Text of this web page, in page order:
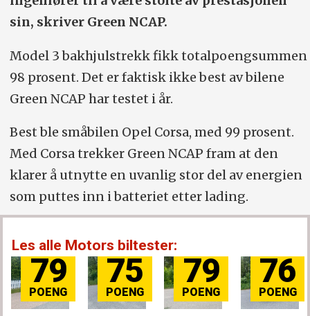
sin, skriver Green NCAP.
Model 3 bakhjulstrekk fikk totalpoengsummen
98 prosent. Det er faktisk ikke best av bilene
Green NCAP har testet i år.
Best ble småbilen Opel Corsa, med 99 prosent.
Med Corsa trekker Green NCAP fram at den
klarer å utnytte en uvanlig stor del av energien
som puttes inn i batteriet etter lading.
Les alle Motors biltester:
79 75 79 76